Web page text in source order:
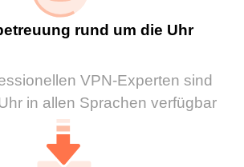
rund um die Uhr
VPN-Experten sind
in allen Sprachen verfügbar